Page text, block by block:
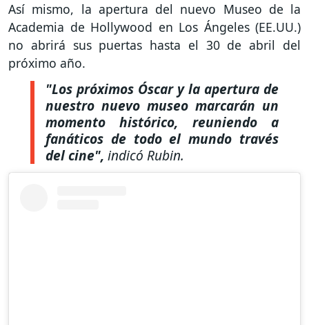
Así mismo, la apertura del nuevo Museo de la
Academia de Hollywood en Los Ángeles (EE.UU.)
no abrirá sus puertas hasta el 30 de abril del
próximo año.
"Los próximos Óscar y la apertura de
nuestro nuevo museo marcarán un
momento histórico, reuniendo a
fanáticos de todo el mundo través
del cine", indicó Rubin.